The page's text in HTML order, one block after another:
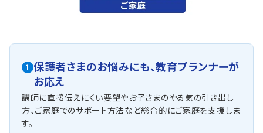
1 保護者さまのお悩みにも、教育プランナーが
お応え
講師に直接伝えにくい要望やお子さまのやる気の引き出し
方、ご家庭でのサポート方法など総合的にご家庭を支援しま
す。